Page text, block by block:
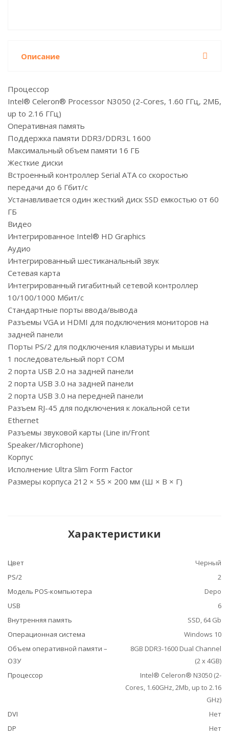
Описание
Процессор
Intel® Celeron® Processor N3050 (2-Cores, 1.60 ГГц, 2МБ,
up to 2.16 ГГц)
Оперативная память
Поддержка памяти DDR3/DDR3L 1600
Максимальный объем памяти 16 ГБ
Жесткие диски
Встроенный контроллер Serial ATA со скоростью
передачи до 6 Гбит/с
Устанавливается один жесткий диск SSD емкостью от 60
ГБ
Видео
Интегрированное Intel® HD Graphics
Аудио
Интегрированный шестиканальный звук
Сетевая карта
Интегрированный гигабитный сетевой контроллер
10/100/1000 Мбит/с
Стандартные порты ввода/вывода
Разъемы VGA и HDMI для подключения мониторов на
задней панели
Порты PS/2 для подключения клавиатуры и мыши
1 последовательный порт COM
2 порта USB 2.0 на задней панели
2 порта USB 3.0 на задней панели
2 порта USB 3.0 на передней панели
Разъем RJ-45 для подключения к локальной сети
Ethernet
Разъемы звуковой карты (Line in/Front
Speaker/Microphone)
Корпус
Исполнение Ultra Slim Form Factor
Размеры корпуса 212 × 55 × 200 мм (Ш × В × Г)
Характеристики
Цвет
Черный
PS/2
2
Модель POS-компьютера
Depo
USB
6
Внутренняя память
SSD, 64 Gb
Операционная система
Windows 10
Объем оперативной памяти –
ОЗУ
8GB DDR3-1600 Dual Channel
(2 x 4GB)
Процессор
Intel® Celeron® N3050 (2-
Cores, 1.60GHz, 2Mb, up to 2.16
GHz)
DVI
Нет
DP
Нет